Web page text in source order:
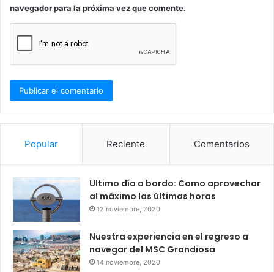
navegador para la próxima vez que comente.
Popular Reciente Comentarios
Ultimo día a bordo: Como aprovechar
al máximo las últimas horas
12 noviembre, 2020
Nuestra experiencia en el regreso a
navegar del MSC Grandiosa
14 noviembre, 2020